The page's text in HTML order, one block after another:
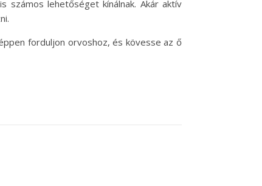
számos lehetőséget kínálnak. Akár aktív
forduljon orvoshoz, és kövesse az ő